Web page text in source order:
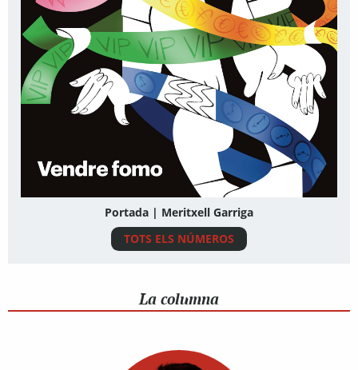
Portada | Meritxell Garriga
TOTS ELS NÚMEROS
La columna